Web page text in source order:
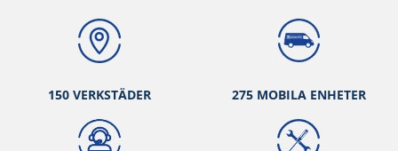
150 VERKSTÄDER 275 MOBILA ENHETER